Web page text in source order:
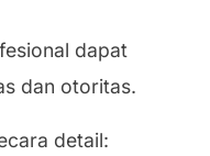
dapat
dan otoritas.
detail: